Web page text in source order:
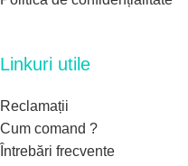
Linkuri utile
Reclamații
Cum comand ?
Întrebări frecvente